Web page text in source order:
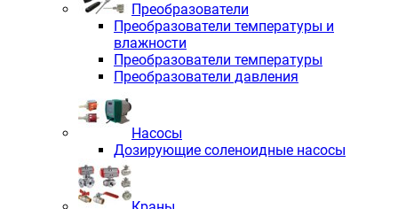
Преобразователи
Преобразователи температуры и
влажности
Преобразователи температуры
Преобразователи давления
Насосы
Дозирующие соленоидные насосы